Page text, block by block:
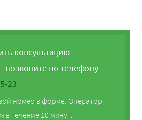
консультацию
позвоните по телефону
23
номер в форме. Оператор
в течение 10 минут.